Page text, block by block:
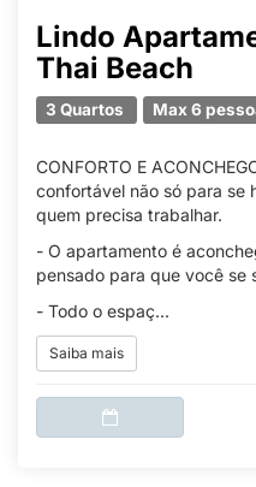
Lindo
Thai Beach
3 Quartos Max 6
CONFORTO E
confortável não só para se
quem precisa trabalhar.
- O apartamento é
pensado para que você se
- Todo o espaç...
Saiba mais